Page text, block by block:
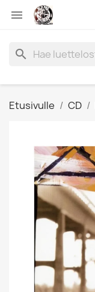

search
Etusivulle CD